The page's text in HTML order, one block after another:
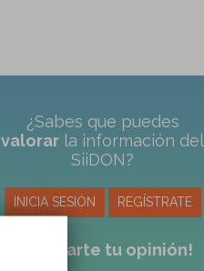
¿Sabes que puedes
valorar la información del
SiiDON?
INICIA SESIÓN REGÍSTRATE
¡Comparte tu opinión!